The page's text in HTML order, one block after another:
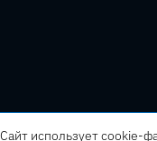
Сайт использует cookie-